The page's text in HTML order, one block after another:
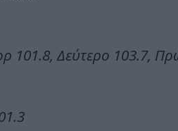
101.8, Δεύτερο 103.7,